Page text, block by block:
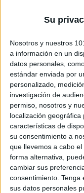
Su
Nosotros y nuestros
a información en un
datos personales,
estándar enviada por
personalizado,
investigación de
permiso, nosotros y
localización
características de
su consentimiento a
que llevemos a cabo
forma alternativa,
cambiar sus
consentimiento. Tenga
sus datos personales
cuaderno está
1º y 2º de
contextos de
para quienes
estructura permite
de aprendizaje.